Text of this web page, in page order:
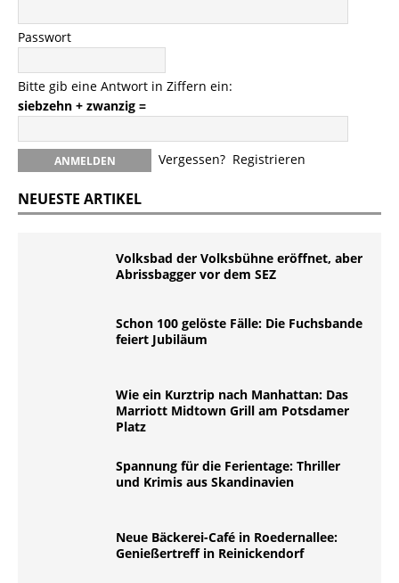
Passwort
Bitte gib eine Antwort in Ziffern ein:
siebzehn + zwanzig =
Vergessen? Registrieren
NEUESTE ARTIKEL
Volksbad der Volksbühne eröffnet, aber
Abrissbagger vor dem SEZ
Schon 100 gelöste Fälle: Die Fuchsbande
feiert Jubiläum
Wie ein Kurztrip nach Manhattan: Das
Marriott Midtown Grill am Potsdamer
Platz
Spannung für die Ferientage: Thriller
und Krimis aus Skandinavien
Neue Bäckerei-Café in Roedernallee:
Genießertreff in Reinickendorf